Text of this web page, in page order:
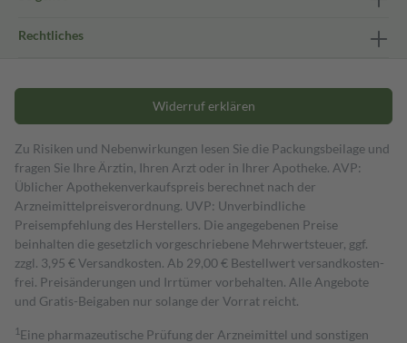
Rechtliches
Widerruf erklären
Zu Risiken und Nebenwirkungen lesen Sie die Packungsbeilage und
fragen Sie Ihre Ärztin, Ihren Arzt oder in Ihrer Apotheke. AVP:
Üblicher Apothekenverkaufspreis berechnet nach der
Arzneimittelpreisverordnung. UVP: Unverbindliche
Preisempfehlung des Herstellers. Die angegebenen Preise
beinhalten die gesetzlich vorgeschriebene Mehrwertsteuer, ggf.
zzgl. 3,95 € Versandkosten. Ab 29,00 € Bestell­wert versand­kosten­
frei. Preisänderungen und Irrtümer vorbehalten. Alle Angebote
und Gratis-Beigaben nur solange der Vorrat reicht.
1 Eine pharmazeutische Prüfung der Arzneimittel und sonstigen